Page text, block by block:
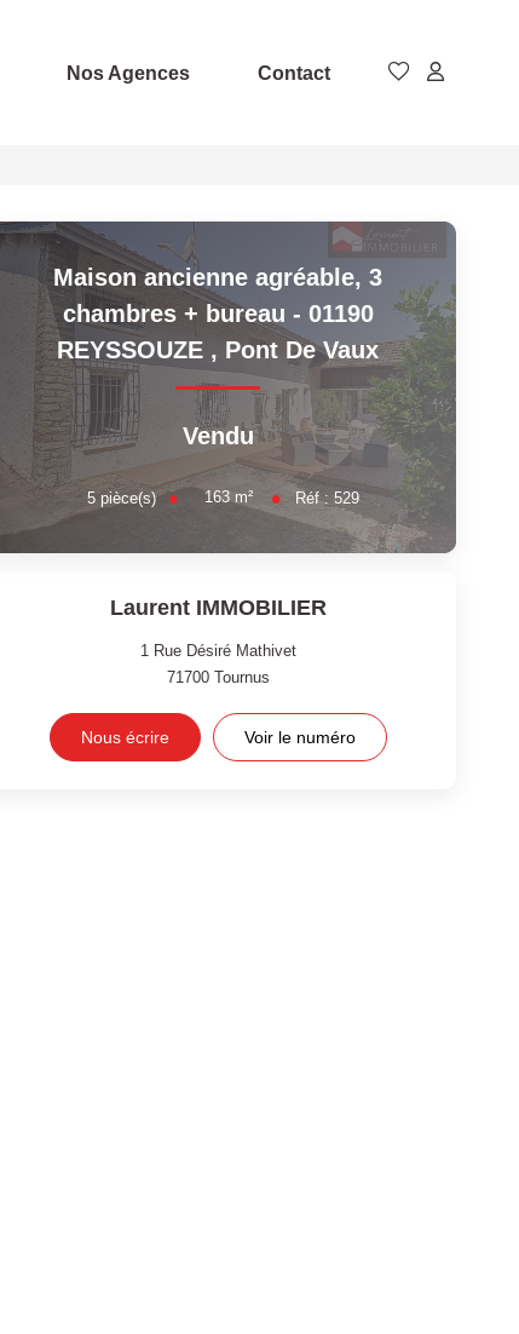
Nos Agences Contact
Maison ancienne agréable, 3
chambres + bureau - 01190
REYSSOUZE , Pont De Vaux
Vendu
5pièce(s) 163 m² Réf : 529
Laurent IMMOBILIER
1 Rue Désiré Mathivet
71700 Tournus
Nous écrire Voir le numéro